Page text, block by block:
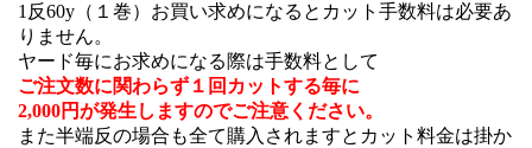
1反60y（１巻）お買い求めになるとカット手数料は必要あ
りません。
ヤード毎にお求めになる際は手数料として
ご注文数に関わらず１回カットする毎に
2,000円が発生しますのでご注意ください。
また半端反の場合も全て購入されますとカット料金は掛か